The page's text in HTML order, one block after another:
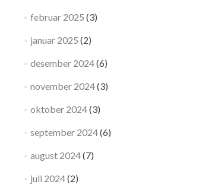
februar 2025 (3)
januar 2025 (2)
desember 2024(6)
november 2024(3)
oktober 2024(3)
september 2024(6)
august 2024(7)
juli 2024(2)